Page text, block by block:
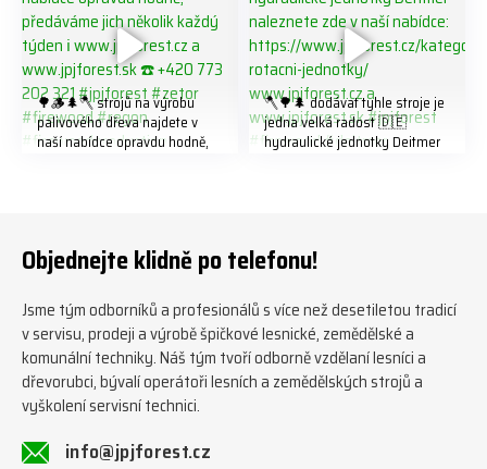
🌳🪵🌲🪓 strojů na výrobu
palivového dřeva najdete v
naší nabídce opravdu hodně,
#firewoodproduction
🪓🌳🌲 dodávat tyhle stroje je
jedna velká radost 🇩🇪
hydraulické jednotky Deitmer
#firewood #deitmer
Objednejte klidně po telefonu!
Jsme tým odborníků a profesionálů s více než desetiletou tradicí
v servisu, prodeji a výrobě špičkové lesnické, zemědělské a
komunální techniky. Náš tým tvoří odborně vzdělaní lesníci a
dřevorubci, bývalí operátoři lesních a zemědělských strojů a
vyškolení servisní technici.
info@jpjforest.cz